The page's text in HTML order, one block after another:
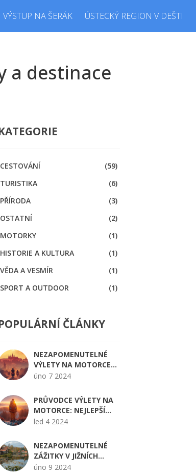
VÝSTUP NA ŠERÁK ÚSTECKÝ REGION V DEŠTI
a destinace
CESTOVÁNÍ
(59)
TURISTIKA
(6)
PŘÍRODA
(3)
OSTATNÍ
(2)
MOTORKY
(1)
HISTORIE A KULTURA
(1)
VĚDA A VESMÍR
(1)
SPORT A OUTDOOR
(1)
ČLÁNKY
NEZAPOMENUTELNÉ
VÝLETY NA MOTORCE
PO ČESKÉ REPUBLICE:
DOBRODRUŽSTVÍM
úno 7 2024
PRŮVODCE VÝLETY NA
MOTORCE: NEJLEPŠÍ
DESTINACE VE
led 4 2024
NEZAPOMENUTELNÉ
ZÁŽITKY V JIŽNÍCH
ČECHÁCH: PRŮVODCE
úno 9 2024